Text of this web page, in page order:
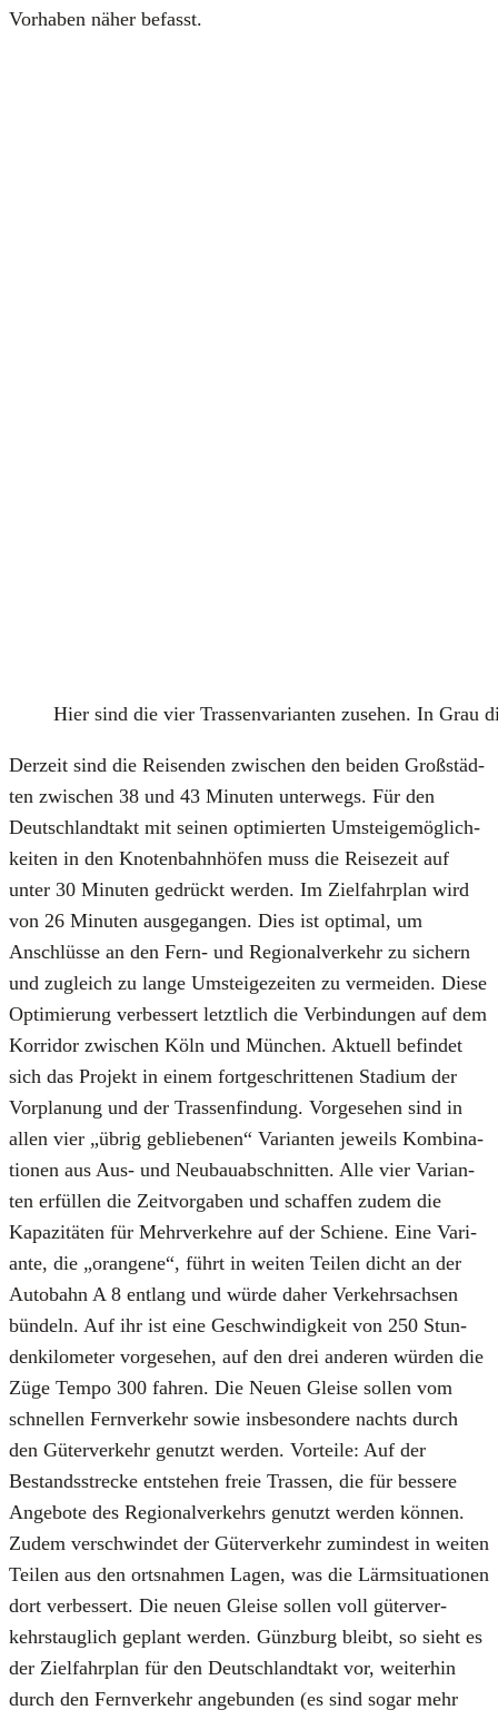
Vor­ha­ben näher befasst.
Hier sind die vier Tras­sen­va­ri­an­ten zuse­hen. In Grau
Der­zeit sind die Rei­sen­den zwi­schen den bei­den Groß­städ­
ten zwi­schen 38 und 43 Minu­ten unter­wegs. Für den
Deutsch­land­takt mit sei­nen opti­mier­ten Umstei­ge­mög­lich­
kei­ten in den Kno­ten­bahn­hö­fen muss die Rei­se­zeit auf
unter 30 Minu­ten gedrückt wer­den. Im Ziel­fahr­plan wird
von 26 Minu­ten aus­ge­gan­gen. Dies ist opti­mal, um
Anschlüs­se an den Fern- und Regio­nal­ver­kehr zu sichern
und zugleich zu lan­ge Umstei­ge­zei­ten zu ver­mei­den. Die­se
Opti­mie­rung ver­bes­sert letzt­lich die Ver­bin­dun­gen auf dem
Kor­ri­dor zwi­schen Köln und Mün­chen. Aktu­ell befin­det
sich das Pro­jekt in einem fort­ge­schrit­te­nen Sta­di­um der
Vor­pla­nung und der Tras­sen­fin­dung. Vor­ge­se­hen sind in
allen vier „übrig geblie­be­nen“ Vari­an­ten jeweils Kom­bi­na­
tio­nen aus Aus- und Neu­bau­ab­schnit­ten. Alle vier Vari­an­
ten erfül­len die Zeit­vor­ga­ben und schaf­fen zudem die
Kapa­zi­tä­ten für Mehr­ver­keh­re auf der Schie­ne. Eine Vari­
an­te, die „oran­ge­ne“, führt in wei­ten Tei­len dicht an der
Auto­bahn A 8 ent­lang und wür­de daher Ver­kehrs­ach­sen
bün­deln. Auf ihr ist eine Geschwin­dig­keit von 250 Stun­
den­ki­lo­me­ter vor­ge­se­hen, auf den drei ande­ren wür­den die
Züge Tem­po 300 fah­ren. Die Neu­en Glei­se sol­len vom
schnel­len Fern­ver­kehr sowie ins­be­son­de­re nachts durch
den Güter­ver­kehr genutzt wer­den. Vor­tei­le: Auf der
Bestands­stre­cke ent­ste­hen freie Tras­sen, die für bes­se­re
Ange­bo­te des Regio­nal­ver­kehrs genutzt wer­den kön­nen.
Zudem ver­schwin­det der Güter­ver­kehr zumin­dest in wei­ten
Tei­len aus den orts­nah­men Lagen, was die Lärm­si­tua­tio­nen
dort ver­bes­sert. Die neu­en Glei­se sol­len voll güter­ver­
kehrs­taug­lich geplant wer­den. Günz­burg bleibt, so sieht es
der Ziel­fahr­plan für den Deutsch­land­takt vor, wei­ter­hin
durch den Fern­ver­kehr ange­bun­den (es sind sogar mehr